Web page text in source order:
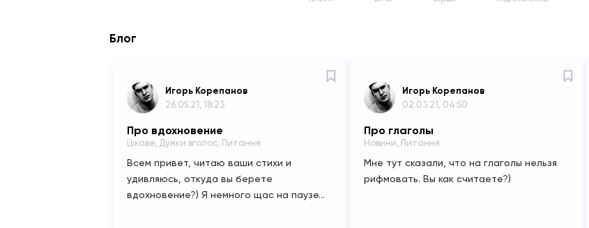
Блог
Игорь Корепанов
26.05.21, 18:23
Про вдохновение
Цікаве, Думки вголос, Питання
Всем привет, читаю ваши стихи и
удивляюсь, откуда вы берете
вдохновение?) Я немного щас на паузе...
Игорь Корепанов
02.03.21, 04:50
Про глаголы
Новини, Питання
Мне тут сказали, что на глаголы нельзя
рифмовать. Вы как считаете?)